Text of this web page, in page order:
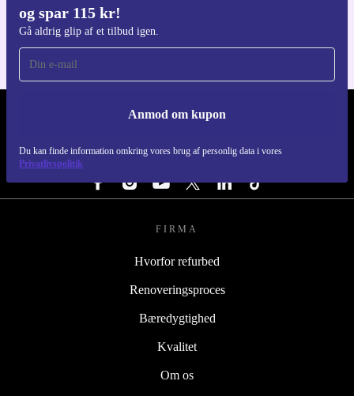
og spar 115 kr!
Gå aldrig glip af et tilbud igen.
Anmod om kupon
Du kan finde information omkring vores brug af personlig data i vores
Privatlivspolitik
REFURBED DANMARK - RETHINK NEW.
FØLG OS
FIRMA
Hvorfor refurbed
Renoveringsproces
Bæredygtighed
Kvalitet
Om os